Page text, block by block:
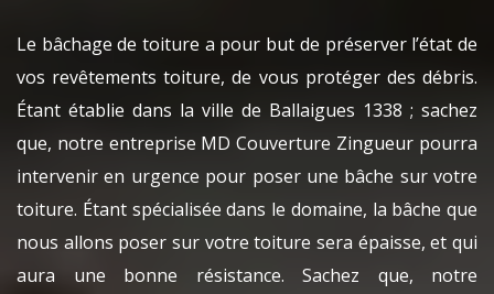
Le bâchage de toiture a pour but de préserver l’état de
vos revêtements toiture, de vous protéger des débris.
Étant établie dans la ville de Ballaigues 1338 ; sachez
que, notre entreprise MD Couverture Zingueur pourra
intervenir en urgence pour poser une bâche sur votre
toiture. Étant spécialisée dans le domaine, la bâche que
nous allons poser sur votre toiture sera épaisse, et qui
aura une bonne résistance. Sachez que, notre